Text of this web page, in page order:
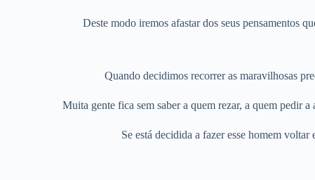
Deste modo iremos afastar dos seus pensamentos
Quando decidimos recorrer as maravilhosas
Muita gente fica sem saber a quem rezar, a quem pedir
Se está decidida a fazer esse homem